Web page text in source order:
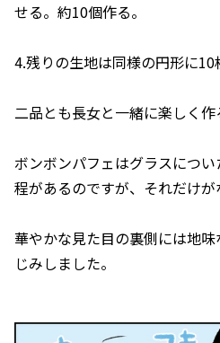
せる。約10個作る。
4.残りの生地は同様の円形に10
二品とも長女と一緒に楽しく作
ボンボンパフェはグラスにつ
程があるのですが、それだけ
華やかな見た目の裏側には地
じみしました。